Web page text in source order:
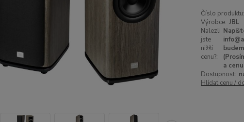
Číslo produktu:
Výrobce: JBL
Nalezli
jste
nižší
cenu?:
a
Dostupnost:
Hlídat cenu /